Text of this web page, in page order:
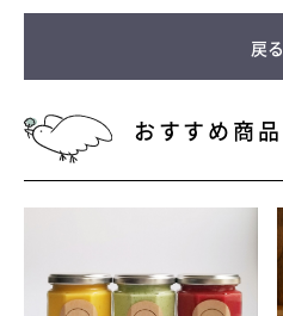
戻る
おすすめ商品